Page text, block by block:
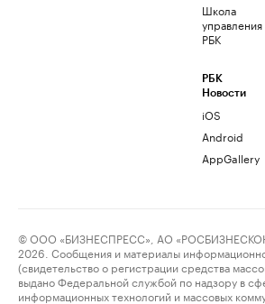
Школа
управления
РБК
РБК
Новости
iOS
Android
AppGallery
© ООО «БИЗНЕСПРЕСС», АО
2026. Сообщения и материалы
(свидетельство о регистрации средства
выдано Федеральной службой по надзору в
информационных технологий и массовых